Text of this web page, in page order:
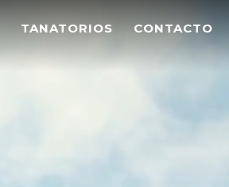
TANATORIOS CONTACTO